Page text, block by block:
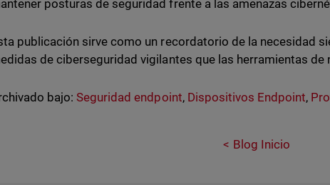
posturas de seguridad frente a las amenazas
publicación sirve como un recordatorio de la necesidad
de ciberseguridad vigilantes que las herramientas
bajo: Seguridad endpoint, Dispositivos Endpoint,
Blog Inicio